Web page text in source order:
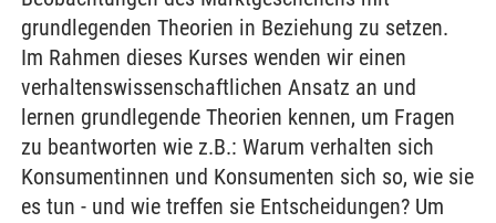
grundlegenden Theorien in Beziehung zu setzen.
Im Rahmen dieses Kurses wenden wir einen
verhaltenswissenschaftlichen Ansatz an und
lernen grundlegende Theorien kennen, um Fragen
zu beantworten wie z.B.: Warum verhalten sich
Konsumentinnen und Konsumenten sich so, wie sie
es tun - und wie treffen sie Entscheidungen? Um